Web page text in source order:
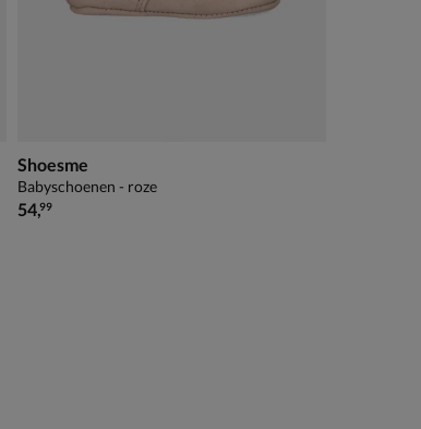
Shoesme
Babyschoenen - roze
€ 54,99
54,99